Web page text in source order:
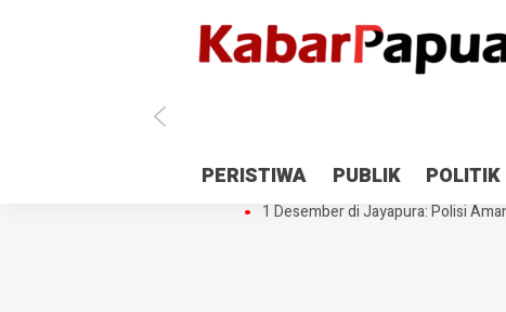
PERISTIWA PUBLIK POLITIK
Antisipasi 1 Desember, TNI Polri
Gedung Perpustakaan SMPN 5
1 Desember di Jayapura: Polisi